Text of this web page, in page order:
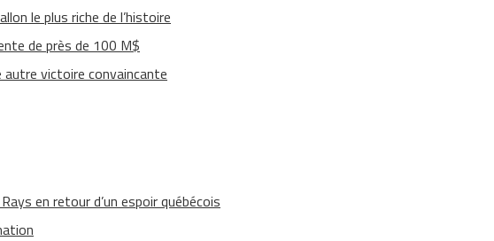
le plus riche de l’histoire
de près de 100 M$
victoire convaincante
en retour d’un espoir québécois